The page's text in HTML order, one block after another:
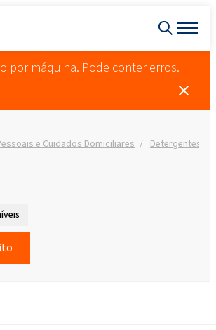
por máquina. Pode conter erros.
e Cuidados Domiciliares Detergentes